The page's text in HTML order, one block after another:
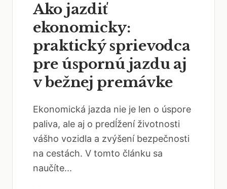
Ako jazdiť
ekonomicky:
praktický sprievodca
pre úspornú jazdu aj
v bežnej premávke
Ekonomická jazda nie je len o úspore
paliva, ale aj o predĺžení životnosti
vášho vozidla a zvýšení bezpečnosti
na cestách. V tomto článku sa
naučíte...